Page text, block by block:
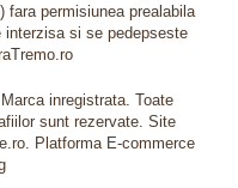
fara permisiunea prealabila
si se pedepseste
inregistrata. Toate
sunt rezervate. Site
Platforma E-commerce